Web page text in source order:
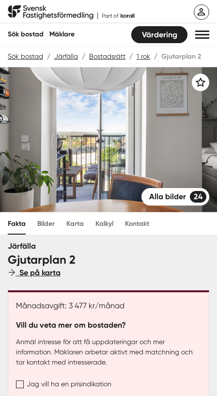
Hoppa
Svensk Fastighetsförmedling
Sök bostad Mäklare Värdering
Sök bostad
Hitta mäklare
Sälja
Köpa
Guider
Start
Logga in
Sverige
Sök bostad / Järfälla / Bostadsrätt / 1 rok / Gjutarplan 2
Spara
Alla bilder 24
Fakta Bilder Karta Kalkyl Kontakt
Järfälla
Gjutarplan 2
Se på karta
Månadsavgift: 3 477 kr/månad
Vill du veta mer om bostaden?
Anmäl intresse för att få uppdateringar och mer
information. Mäklaren arbetar aktivt med matchning och
tar kontakt med intresserade.
Jag vill ha en prisindikation